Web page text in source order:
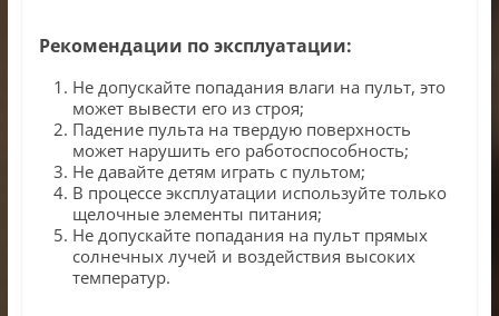
Рекомендации по эксплуатации:
Не допускайте попадания влаги на пульт, это
может вывести его из строя;
Падение пульта на твердую поверхность
может нарушить его работоспособность;
Не давайте детям играть с пультом;
В процессе эксплуатации используйте только
щелочные элементы питания;
Не допускайте попадания на пульт прямых
солнечных лучей и воздействия высоких
температур.